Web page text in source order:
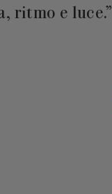
ritmo e luce.”